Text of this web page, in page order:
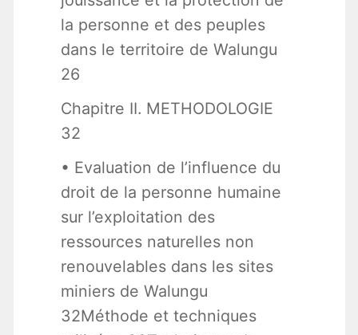
la personne et des peuples
dans le territoire de Walungu
26
Chapitre II. METHODOLOGIE
32
• Evaluation de l’influence du
droit de la personne humaine
sur l’exploitation des
ressources naturelles non
renouvelables dans les sites
miniers de Walungu
32Méthode et techniques